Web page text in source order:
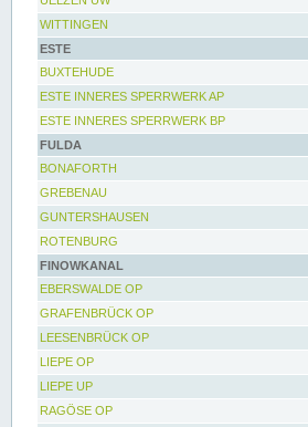
WITTINGEN
ESTE
BUXTEHUDE
ESTE INNERES SPERRWERK AP
ESTE INNERES SPERRWERK BP
FULDA
BONAFORTH
GREBENAU
GUNTERSHAUSEN
ROTENBURG
FINOWKANAL
EBERSWALDE OP
GRAFENBRÜCK OP
LEESENBRÜCK OP
LIEPE OP
LIEPE UP
RAGÖSE OP